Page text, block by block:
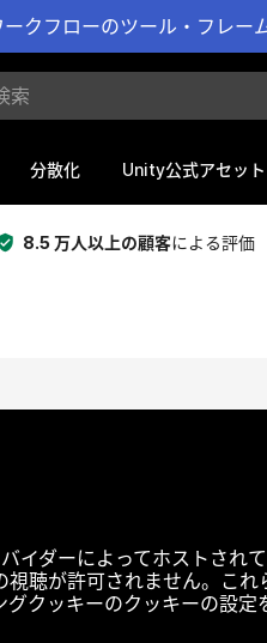
クフローのツール・フレー
分散化 Unity公式アセット
8.5 万人以上の顧客による評価
イダーによってホストされ
聴が許可されません。こ
クッキーのクッキーの設定